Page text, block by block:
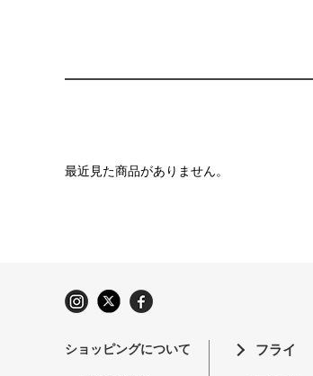
最近見た商品がありません。
ショッピングについて フライ